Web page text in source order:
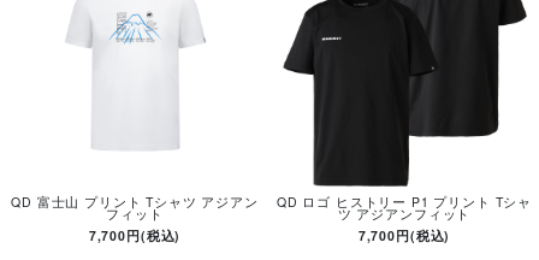
QD 富士山 プリント Tシャツ アジアン
フィット
7,700円(税込)
QD ロゴ ヒストリー P1 プリント Tシャ
ツ アジアンフィット
7,700円(税込)